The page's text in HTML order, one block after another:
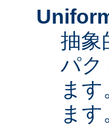
抽象
パク
ま
ます